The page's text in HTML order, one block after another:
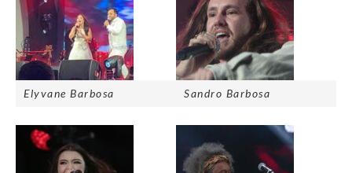
Elyvane Barbosa Sandro Barbosa